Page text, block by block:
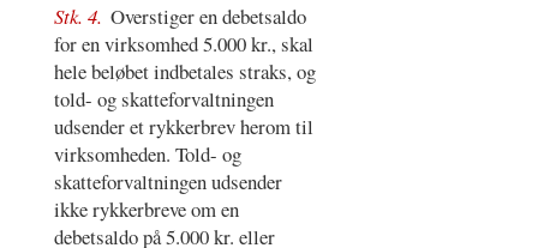
Stk. 4. Overstiger en debetsaldo
for en virksomhed 5.000 kr., skal
hele beløbet indbetales straks, og
told- og skatteforvaltningen
udsender et rykkerbrev herom til
virksomheden. Told- og
skatteforvaltningen udsender
ikke rykkerbreve om en
debetsaldo på 5.000 kr. eller